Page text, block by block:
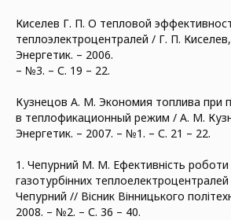
Киселев Г. П. О тепловой
теплоэлектроцентралей / Г. П.
Энергетик. – 2006.
– №3. – С. 19 – 22.
Кузнецов А. М. Экономия топлива при
в теплофикационный режим / А. М.
Энергетик. – 2007. – №1. – С. 21 – 22.
1. Чепурний М. М. Ефективність роботи
газотурбінних
Чепурний // Вісник Вінницького
2008. – №2. – С. 36 – 40.